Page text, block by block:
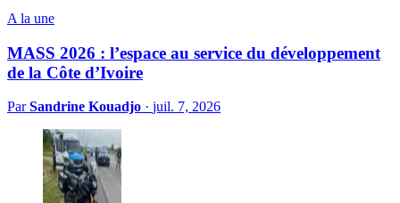
A la une
MASS 2026 : l’espace au service du développement
de la Côte d’Ivoire
ParSandrine Kouadjo · juil. 7, 2026